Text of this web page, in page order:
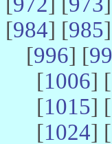
[984] [985
[996] [
[1006] [
[1015] [
[1024] [